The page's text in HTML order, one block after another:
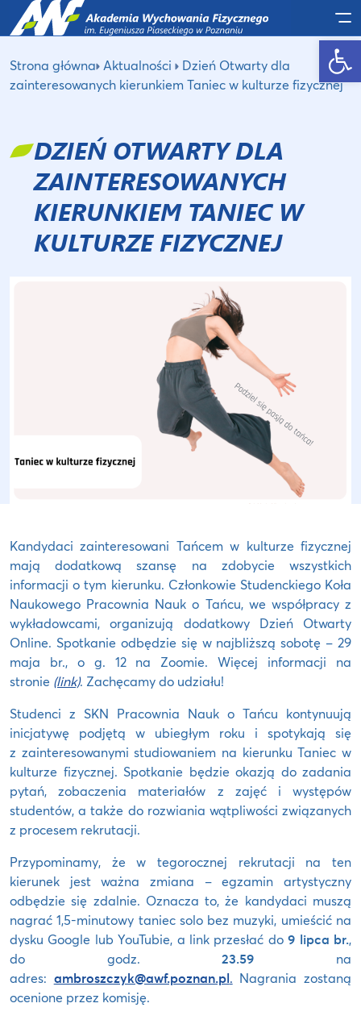
Otwórz pasek narzędzi
Strona główna Aktualności
Dzień Otwarty dla
zainteresowanych kierunkiem Taniec w kulturze fizycznej
DZIEŃ OTWARTY DLA
ZAINTERESOWANYCH
KIERUNKIEM TANIEC W
KULTURZE FIZYCZNEJ
Kandydaci zainteresowani Tańcem w kulturze fizycznej
mają dodatkową szansę na zdobycie wszystkich
informacji o tym kierunku. Członkowie Studenckiego Koła
Naukowego Pracownia Nauk o Tańcu, we współpracy z
wykładowcami, organizują dodatkowy Dzień Otwarty
Online. Spotkanie odbędzie się w najbliższą sobotę – 29
maja br., o g. 12 na Zoomie. Więcej informacji na
stronie (link). Zachęcamy do udziału!
Studenci z SKN Pracownia Nauk o Tańcu kontynuują
inicjatywę podjętą w ubiegłym roku i spotykają się
z zainteresowanymi studiowaniem na kierunku Taniec w
kulturze fizycznej. Spotkanie będzie okazją do zadania
pytań, zobaczenia materiałów z zajęć i występów
studentów, a także do rozwiania wątpliwości związanych
z procesem rekrutacji.
Przypominamy, że w tegorocznej rekrutacji na ten
kierunek jest ważna zmiana – egzamin artystyczny
odbędzie się zdalnie. Oznacza to, że kandydaci muszą
nagrać 1,5-minutowy taniec solo bez muzyki, umieścić na
dysku Google lub YouTubie, a link przesłać do9 lipca br.,
do godz.23.59 na
adres: ambroszczyk@awf.poznan.pl. Nagrania zostaną
ocenione przez komisję.